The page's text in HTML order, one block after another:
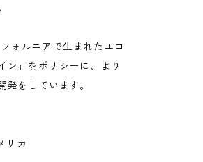
ォルニアで生まれたエコ
ン」をポリシーに、より
をしています。
リカ